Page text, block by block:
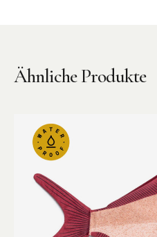
Wilesco
Geschenke
Ähnliche Produkte